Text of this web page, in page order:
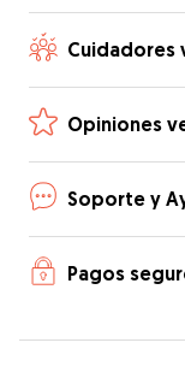
Cuidadores
Opiniones
Soporte y
Pagos